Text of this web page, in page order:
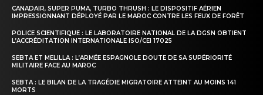
CANADAIR, SUPER PUMA, TURBO THRUSH : LE DISPOSITIF AÉRIEN
IMPRESSIONNANT DÉPLOYÉ PAR LE MAROC CONTRE LES FEUX DE FORÊT
POLICE SCIENTIFIQUE : LE LABORATOIRE NATIONAL DE LA DGSN OBTIENT
L’ACCRÉDITATION INTERNATIONALE ISO/CEI 17025
SEBTA ET MELILLA : L’ARMÉE ESPAGNOLE DOUTE DE SA SUPÉRIORITÉ
MILITAIRE FACE AU MAROC
SEBTA : LE BILAN DE LA TRAGÉDIE MIGRATOIRE ATTEINT AU MOINS 141
MORTS